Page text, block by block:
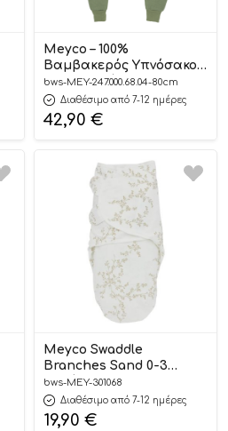
Meyco – 100%
Βαμβακερός Υπνόσακος
με Ποδαράκια Muslin
Olive Green 80cm
bws-MEY-247.000.68.04-80cm
Διαθέσιμο από 7-12 ημέρες
42,90 €
Meyco Swaddle
Branches Sand 0-3
μηνών
bws-MEY-301068
Διαθέσιμο από 7-12 ημέρες
19,90 €